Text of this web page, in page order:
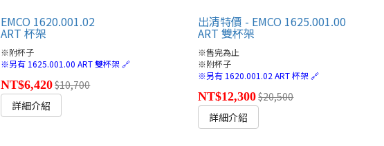
EMCO 1620.001.02
ART 杯架
※附杯子
※另有 1625.001.00 ART 雙杯架 🔗
NT$6,420$10,700
詳細介紹
出清特價 - EMCO 1625.001.00
ART 雙杯架
※售完為止
※附杯子
※另有 1620.001.02 ART 杯架 🔗
NT$12,300$20,500
詳細介紹